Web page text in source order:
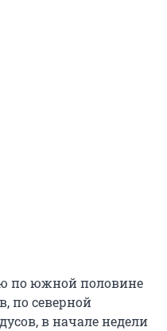
по южной половине
по северной
в начале недели